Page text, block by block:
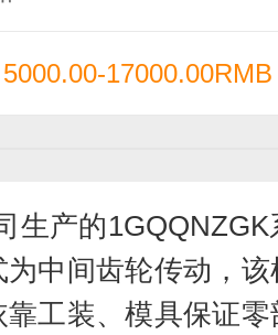
5000.00-17000.00RMB
产的1GQQNZGK
为中间齿轮传动，
靠工装、模具保证